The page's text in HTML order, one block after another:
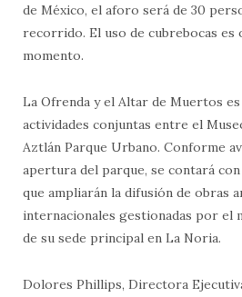
de México, el aforo será de 30
recorrido. El uso de cubrebocas
momento.
La Ofrenda y el Altar de Muertos
actividades conjuntas entre el
Aztlán Parque Urbano. Conforme
apertura del parque, se contará
que ampliarán la difusión de obras
internacionales gestionadas por el
de su sede principal en La Noria.
Dolores Phillips, Directora